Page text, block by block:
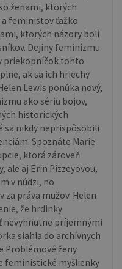
ženami, ktorých
a feministov ťažko
ktorých názory boli
Dejiny feminizmu
priekopníčok tohto
ak sa ich hriechy
Lewis ponúka nový,
ako sériu bojov,
historických
sa nikdy neprispôsobili
Spoznáte Marie
ktorá zároveň
ale aj Erin Pizzeyovou,
v núdzi, no
práva mužov. Helen
že hrdinky
nevyhnutne príjemnými
siahla do archívnych
Problémové ženy
feministické myšlienky